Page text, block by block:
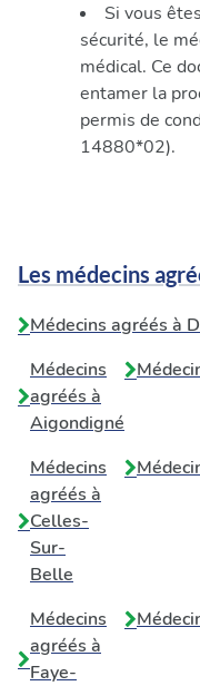
Si vous
sécurité, le
médical. Ce
entamer la
permis de
14880*02).
Les médecins
Médecins agréés à
Médecins
agréés à
Aigondigné
Médecins
agréés à
Celles-
Sur-
Belle
Médecins
agréés à
Faye-